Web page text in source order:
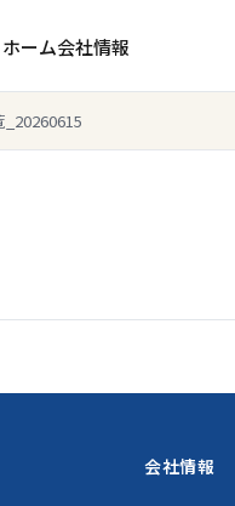
ホーム会社情報
_20260615
会社情報